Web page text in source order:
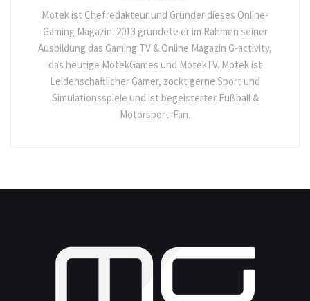
Motek ist Chefredakteur und Gründer dieses Online-
Gaming Magazin. 2013 gründete er im Rahmen seiner
Ausbildung das Gaming TV & Online Magazin G-activity,
das heutige MotekGames und MotekTV. Motek ist
Leidenschaftlicher Gamer, zockt gerne Sport und
Simulationsspiele und ist begeisterter Fußball &
Motorsport-Fan.